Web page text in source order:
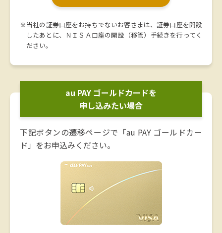
※当社の証券口座をお持ちでないお客さまは、証券口座を開設
したあとに、ＮＩＳＡ口座の開設（移管）手続きを行ってく
ださい。
au PAY ゴールドカードを
申し込みたい場合
下記ボタンの遷移ページで「au PAY ゴールドカー
ド」をお申込みください。